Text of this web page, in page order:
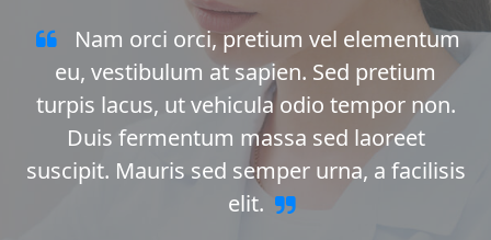
Nam orci orci, pretium vel elementum
eu, vestibulum at sapien. Sed pretium
turpis lacus, ut vehicula odio tempor non.
Duis fermentum massa sed laoreet
suscipit. Mauris sed semper urna, a facilisis
elit.